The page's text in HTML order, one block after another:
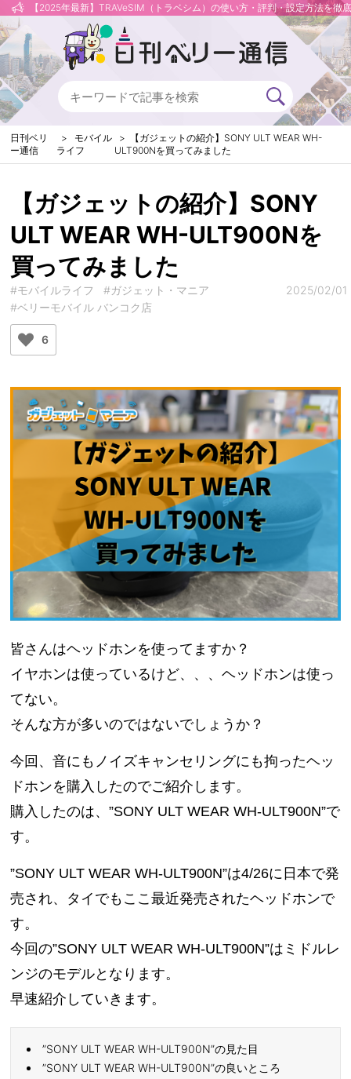
【2025年最新】TRAVeSIM（トラベシム）の使い方・評判・設定方法を徹
日刊ベリ
ー通信
モバイル
ライフ
【ガジェットの紹介】SONY ULT WEAR WH-
ULT900Nを買ってみました
【ガジェットの紹介】SONY
ULT WEAR WH-ULT900Nを
買ってみました
#モバイルライフ
#ガジェット・マニア
#ベリーモバイル バンコク店
2025/02/01
6
皆さんはヘッドホンを使ってますか？
イヤホンは使っているけど、、、ヘッドホンは使っ
てない。
そんな方が多いのではないでしょうか？
今回、音にもノイズキャンセリングにも拘ったヘッ
ドホンを購入したのでご紹介します。
購入したのは、”SONY ULT WEAR WH-ULT900N”で
す。
”SONY ULT WEAR WH-ULT900N”は4/26に日本で発
売され、タイでもここ最近発売されたヘッドホンで
す。
今回の”SONY ULT WEAR WH-ULT900N”はミドルレ
ンジのモデルとなります。
早速紹介していきます。
”SONY ULT WEAR WH-ULT900N”の見た目
”SONY ULT WEAR WH-ULT900N”の良いところ